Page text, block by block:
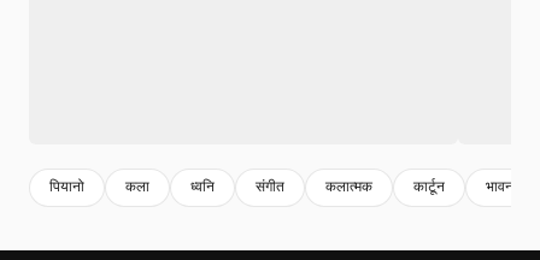
पियानो कला ध्वनि संगीत कलात्मक कार्टून भावना